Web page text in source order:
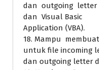
dan outgoing letter
dan Visual Basic
Application (VBA).
18. Mampu
untuk file incoming
dan outgoing letter